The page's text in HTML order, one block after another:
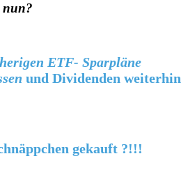
nun?
ETF- Sparpläne
und Dividenden weiterhin
gekauft ?!!!